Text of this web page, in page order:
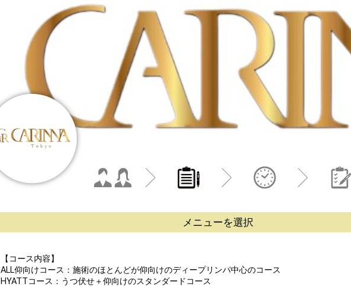
メニューを選択
【コース内容】
ALL仰向けコース：施術のほとんどが仰向けのディープリンパ中心のコース
HYATTコース：うつ伏せ＋仰向けのスタンダードコース